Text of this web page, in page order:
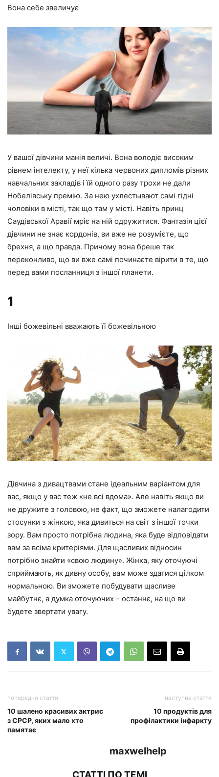
Вона себе звеличує
У вашої дівчини манія величі. Вона володіє високим
рівнем інтелекту, у неї кілька червоних дипломів різних
навчальних закладів і їй одного разу трохи не дали
Нобелівську премію. За нею ухлестывают самі гідні
чоловіки в місті, так що там у місті. Навіть принц
Саудівської Аравії мріє на ній одружитися. Фантазія цієї
дівчини не знає кордонів, ви вже не розумієте, що
брехня, а що правда. Причому вона бреше так
переконливо, що ви вже самі починаєте вірити в те, що
перед вами посланниця з іншої планети.
1
Інші божевільні вважають її божевільною
Дівчина з дивацтвами стане ідеальним варіантом для
вас, якщо у вас теж «не всі вдома». Але навіть якщо ви
не дружите з головою, не факт, що зможете налагодити
стосунки з жінкою, яка дивиться на світ з іншої точки
зору. Вам просто потрібна людина, яка буде відповідати
вам за всіма критеріями. Для щасливих відносин
потрібно знайти «свою людину». Жінка, яку оточуючі
сприймають, як дивну особу, вам може здатися цілком
нормальною. Ви зможете побудувати щасливе
майбутнє, а думка оточуючих – останнє, на що ви
будете звертати увагу.
попередня стаття
10 шалено красивих актрис
з СРСР, яких мало хто
памятає
наступна стаття
10 продуктів для
профілактики інфаркту
maxwelhelp